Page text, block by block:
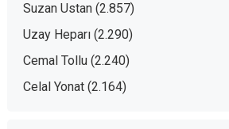
Suzan Ustan (2.857)
Uzay Heparı (2.290)
Cemal Tollu (2.240)
Celal Yonat (2.164)